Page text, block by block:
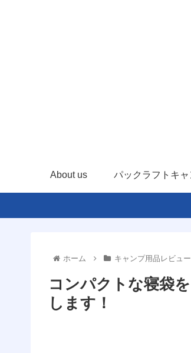
About us パックラフトキ
ホーム キャンプ用品レビュー
コンパクトな寝袋
します！